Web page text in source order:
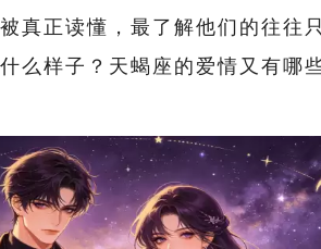
真正读懂，最了解他们的往往
么样子？天蝎座的爱情又有哪